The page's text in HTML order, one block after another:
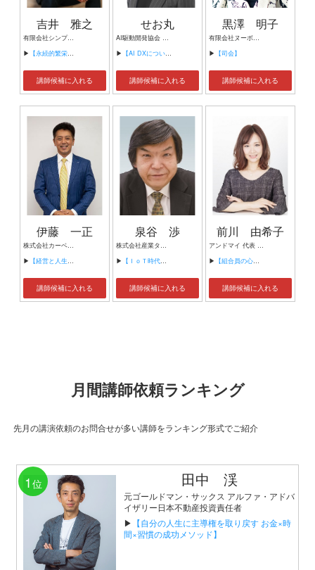
吉井 雅之
有限会社シンプルタスク 代表取締役 習慣形成コンサルタント
▶ 【永続的繁栄の組織づくり】
講師候補に入れる
せお丸
AI駆動開発協会 代表理事 サイバーフリークス株式会社 代表取締役
▶ 【AI DXについて】
講師候補に入れる
黒澤 明子
有限会社ヌーボヌール代表取締役
▶ 【司会】
講師候補に入れる
伊藤 一正
株式会社カーベル代表取締役社長 プロレスラーカーベル伊藤
▶ 【経営と人生がHappyになる3つのキーワード】
講師候補に入れる
泉谷 渉
株式会社産業タイムズ社 代表取締役会長 半導体産業新聞 特別編集委員
▶ 【ＩｏＴ時代にニッポンの製造業が一気に抜け出す！！ ～世界トップシェアのセンサーとロボットで戦え！】
講師候補に入れる
前川 由希子
アンドマイ 代表 組織活性化コンサルタント
▶ 【組合員の心をぐっと掴むコミュニケーション術～組合員が「あなたが言うなら」と動き出す３ステップ～】
講師候補に入れる
月間講師依頼ランキング
先月の講演依頼のお問合せが多い講師をランキング形式でご紹介
1 位 田中 渓
元ゴールドマン・サックス アルファ・アドバ
イザリー日本不動産投資責任者
▶ 【自分の人生に主導権を取り戻す お金×時
間×習慣の成功メソッド】